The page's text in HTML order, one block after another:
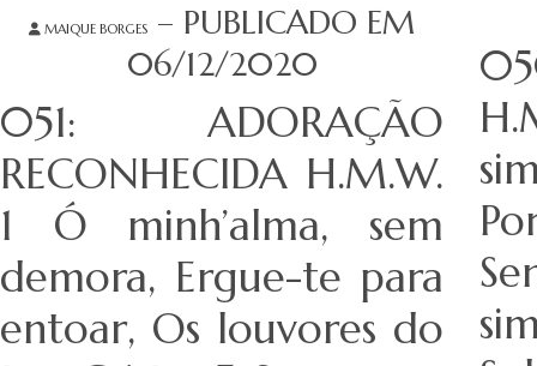
MAIQUE BORGES
– PUBLICADO EM
06/12/2020
051: ADORAÇÃO
RECONHECIDA H.M.W.
1 Ó minh’alma, sem
demora, Ergue-te para
entoar, Os louvores do